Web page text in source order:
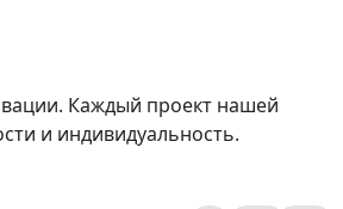
Каждый проект нашей
и индивидуальность.